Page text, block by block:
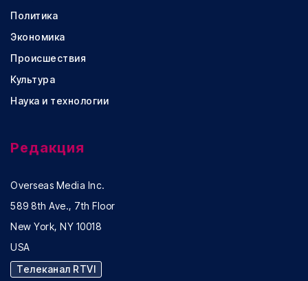
Политика
Экономика
Происшествия
Культура
Наука и технологии
Редакция
Overseas Media Inc.
589 8th Ave., 7th Floor
New York, NY 10018
USA
Телеканал RTVI